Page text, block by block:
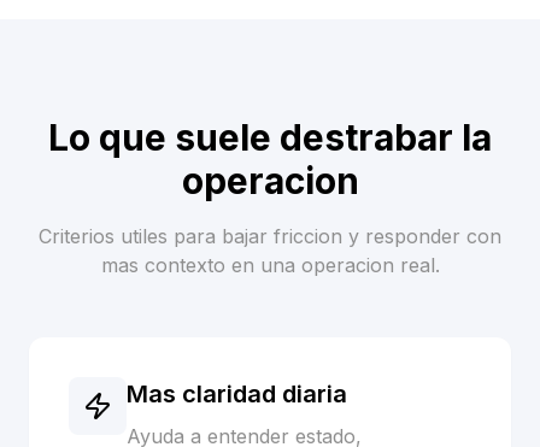
Lo que suele destrabar la
operacion
Criterios utiles para bajar friccion y responder con
mas contexto en una operacion real.
Mas claridad diaria
Ayuda a entender estado,